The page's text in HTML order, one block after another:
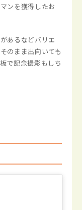
ンを獲得したお
あるなどバリエ
のまま出向いても
で記念撮影もしち